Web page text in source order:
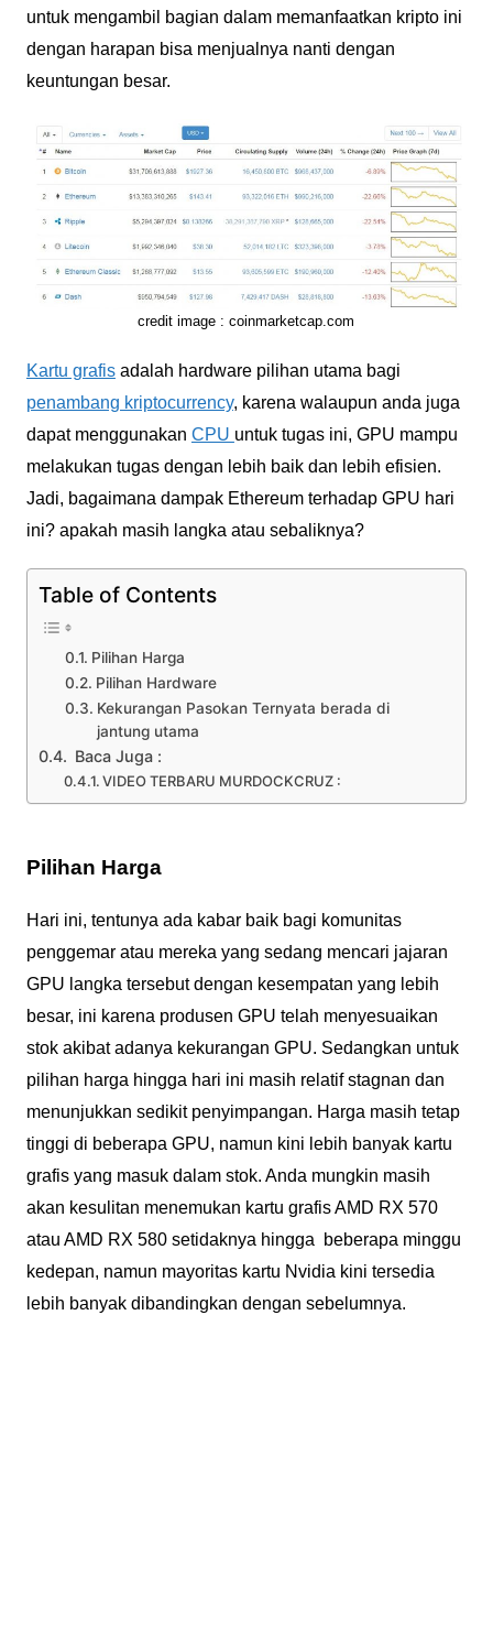
untuk mengambil bagian dalam memanfaatkan kripto ini
dengan harapan bisa menjualnya nanti dengan
keuntungan besar.
credit image : coinmarketcap.com
Kartu grafisadalah hardware pilihan utama bagi
penambang kriptocurrency, karena walaupun anda juga
dapat menggunakan CPU untuk tugas ini, GPU mampu
melakukan tugas dengan lebih baik dan lebih efisien.
Jadi, bagaimana dampak Ethereum terhadap GPU hari
ini? apakah masih langka atau sebaliknya?
Table of Contents
Pilihan Harga
Pilihan Hardware
Kekurangan Pasokan Ternyata berada di
jantung utama
Baca Juga :
VIDEO TERBARU MURDOCKCRUZ :
Pilihan Harga
Hari ini, tentunya ada kabar baik bagi komunitas
penggemar atau mereka yang sedang mencari jajaran
GPU langka tersebut dengan kesempatan yang lebih
besar, ini karena produsen GPU telah menyesuaikan
stok akibat adanya kekurangan GPU. Sedangkan untuk
pilihan harga hingga hari ini masih relatif stagnan dan
menunjukkan sedikit penyimpangan. Harga masih tetap
tinggi di beberapa GPU, namun kini lebih banyak kartu
grafis yang masuk dalam stok. Anda mungkin masih
akan kesulitan menemukan kartu grafis AMD RX 570
atau AMD RX 580 setidaknya hingga beberapa minggu
kedepan, namun mayoritas kartu Nvidia kini tersedia
lebih banyak dibandingkan dengan sebelumnya.